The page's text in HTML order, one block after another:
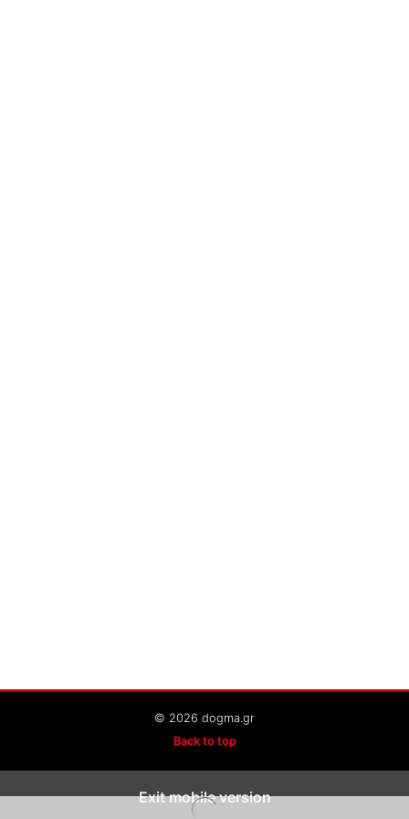
© 2026 dogma.gr
Back to top
Exit mobile version